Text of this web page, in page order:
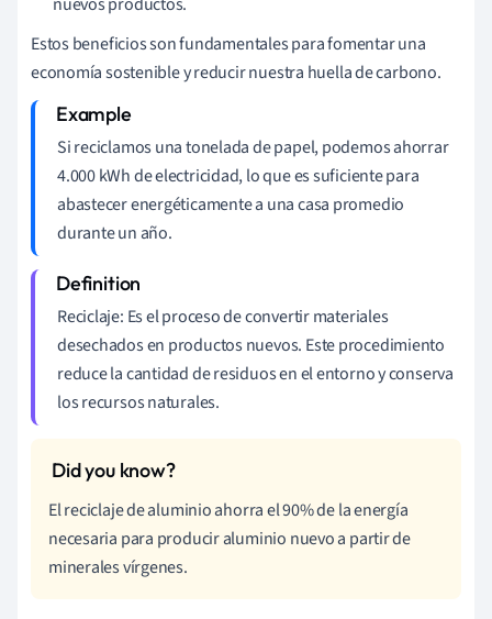
Estos beneficios son fundamentales para fomentar una
economía sostenible y reducir nuestra huella de carbono.
Si reciclamos una tonelada de papel, podemos ahorrar
4.000 kWh de electricidad, lo que es suficiente para
abastecer energéticamente a una casa promedio
durante un año.
Reciclaje: Es el proceso de convertir materiales
desechados en productos nuevos. Este procedimiento
reduce la cantidad de residuos en el entorno y conserva
los recursos naturales.
El reciclaje de aluminio ahorra el 90% de la energía
necesaria para producir aluminio nuevo a partir de
minerales vírgenes.